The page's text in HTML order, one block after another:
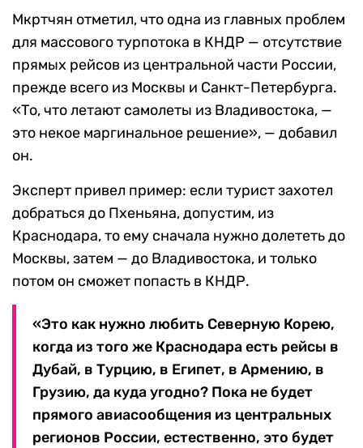
Мкртчян отметил, что одна из главных проблем
для массового турпотока в КНДР — отсутствие
прямых рейсов из центральной части России,
прежде всего из Москвы и Санкт-Петербурга.
«То, что летают самолеты из Владивостока, —
это некое маргинальное решение», — добавил
он.
Эксперт привел пример: если турист захотел
добраться до Пхеньяна, допустим, из
Краснодара, то ему сначала нужно долететь до
Москвы, затем — до Владивостока, и только
потом он сможет попасть в КНДР.
«Это как нужно любить Северную Корею,
когда из того же Краснодара есть рейсы в
Дубай, в Турцию, в Египет, в Армению, в
Грузию, да куда угодно? Пока не будет
прямого авиасообщения из центральных
регионов России, естественно, это будет